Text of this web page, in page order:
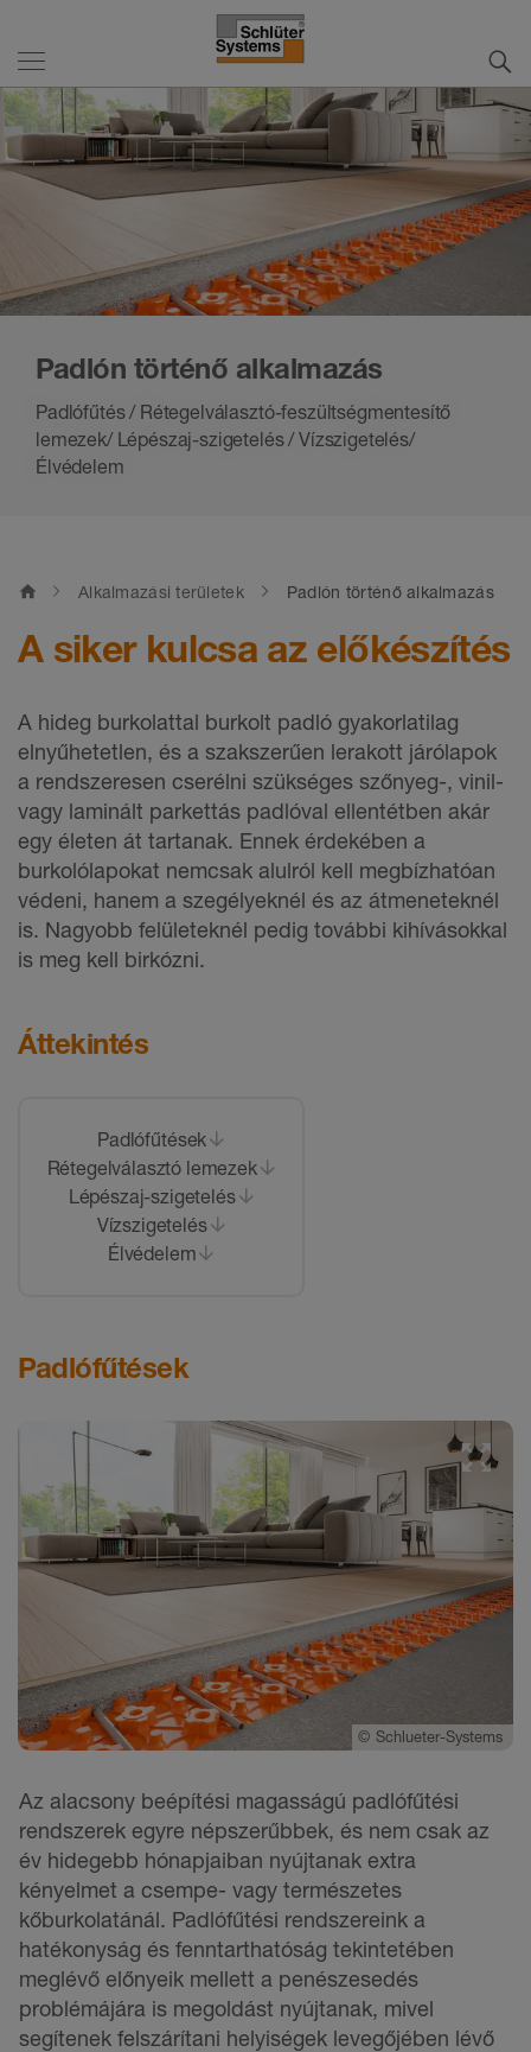
Padlón történő alkalmazás
Padlófűtés / Rétegelválasztó-feszültségmentesítő
lemezek/ Lépészaj-szigetelés / Vízszigetelés/
Élvédelem
home Alkalmazási területek Padlón történő alkalmazás
A siker kulcsa az előkészítés
A hideg burkolattal burkolt padló gyakorlatilag
elnyűhetetlen, és a szakszerűen lerakott járólapok
a rendszeresen cserélni szükséges szőnyeg-, vinil-
vagy laminált parkettás padlóval ellentétben akár
egy életen át tartanak. Ennek érdekében a
burkolólapokat nemcsak alulról kell megbízhatóan
védeni, hanem a szegélyeknél és az átmeneteknél
is. Nagyobb felületeknél pedig további kihívásokkal
is meg kell birkózni.
Áttekintés
Padlófűtések
Rétegelválasztó lemezek
Lépészaj-szigetelés
Vízszigetelés
Élvédelem
Padlófűtések
© Schlueter-Systems
Az alacsony beépítési magasságú padlófűtési
rendszerek egyre népszerűbbek, és nem csak az
év hidegebb hónapjaiban nyújtanak extra
kényelmet a csempe- vagy természetes
kőburkolatánál. Padlófűtési rendszereink a
hatékonyság és fenntarthatóság tekintetében
meglévő előnyeik mellett a penészesedés
problémájára is megoldást nyújtanak, mivel
segítenek felszárítani helyiségek levegőjében lévő